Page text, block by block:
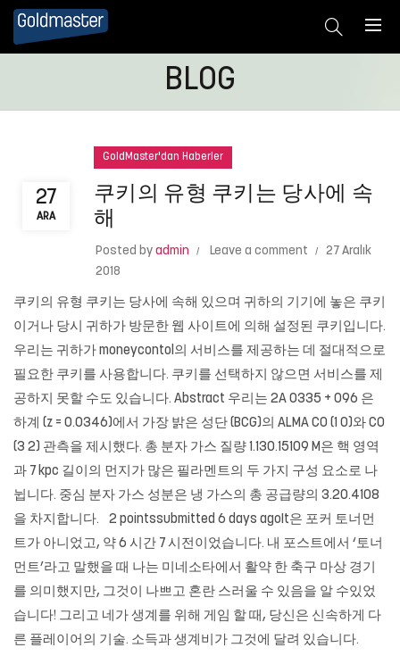
BLOG
27
ARA
GoldMaster'dan Haberler
쿠키의 유형 쿠키는 당사에 속
해
Posted by admin Leave a comment
27 Aralık
2018
쿠키의 유형 쿠키는 당사에 속해 있으며 귀하의 기기에 놓은 쿠키
이거나 당시 귀하가 방문한 웹 사이트에 의해 설정된 쿠키입니다.
우리는 귀하가 moneycontol의 서비스를 제공하는 데 절대적으로
필요한 쿠키를 사용합니다. 쿠키를 선택하지 않으면 서비스를 제
공하지 못할 수도 있습니다. Abstract 우리는 2A 0335 + 096 은
하계 (z = 0.0346)에서 가장 밝은 성단 (BCG)의 ALMA CO (1 0)와 CO
(3 2) 관측을 제시했다. 총 분자 가스 질량 1.130.15109 M은 핵 영역
과 7 kpc 길이의 먼지가 많은 필라멘트의 두 가지 구성 요소로 나
뉩니다. 중심 분자 가스 성분은 냉 가스의 총 공급량의 3.20.4108
을 차지합니다. 2 pointssubmitted 6 days agoIt은 포커 토너먼
트가 아니었고, 약 6 시간 7 시전이었습니다. 내 포스트에서 ‘토너
먼트’라고 말했을 때 나는 미네소타에서 활약 한 축구 마상 경기
를 의미했지만, 그것이 나쁘고 혼란 스러울 수 있음을 알 수있었
습니다! 그리고 네가 생계를 위해 게임 할 때, 당신은 신속하게 다
른 플레이어의 기술. 소득과 생계비가 그것에 달려 있습니다.